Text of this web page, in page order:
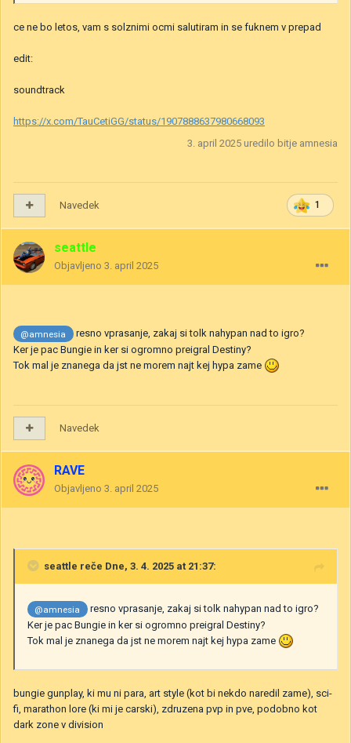
ce ne bo letos, vam s solznimi ocmi salutiram in se fuknem v prepad
edit:
soundtrack
https://x.com/TauCetiGG/status/1907888637980668093
3. april 2025 uredilo bitje amnesia
1
Navedek
seattle
Objavljeno 3. april 2025
@amnesia
resno vprasanje, zakaj si tolk nahypan nad to igro?
Ker je pac Bungie in ker si ogromno preigral Destiny?
Tok mal je znanega da jst ne morem najt kej hypa zame
Navedek
RAVE
Objavljeno 3. april 2025
seattle reče Dne, 3. 4. 2025 at 21:37:
@amnesia
resno vprasanje, zakaj si tolk nahypan nad to igro?
Ker je pac Bungie in ker si ogromno preigral Destiny?
Tok mal je znanega da jst ne morem najt kej hypa zame
bungie gunplay, ki mu ni para, art style (kot bi nekdo naredil zame), sci-
fi, marathon lore (ki mi je carski), zdruzena pvp in pve, podobno kot
dark zone v division